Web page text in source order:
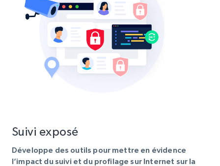
Suivi exposé
Développe des outils pour mettre en évidence
l’impact du suivi et du profilage sur Internet sur la